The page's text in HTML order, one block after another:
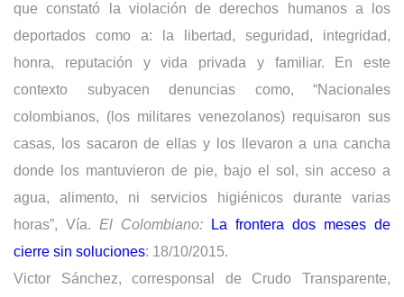
que constató la violación de derechos humanos a los
deportados como a: la libertad, seguridad, integridad,
honra, reputación y vida privada y familiar. En este
contexto subyacen denuncias como, “Nacionales
colombianos, (los militares venezolanos) requisaron sus
casas, los sacaron de ellas y los llevaron a una cancha
donde los mantuvieron de pie, bajo el sol, sin acceso a
agua, alimento, ni servicios higiénicos durante varias
horas”, Vía. El Colombiano:
La frontera dos meses de
cierre sin soluciones: 18/10/2015.
Victor Sánchez, corresponsal de Crudo Transparente,